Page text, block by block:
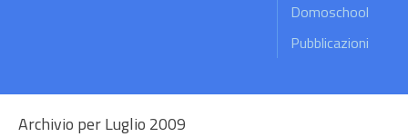
Domoschool
Pubblicazioni
Archivio per Luglio 2009